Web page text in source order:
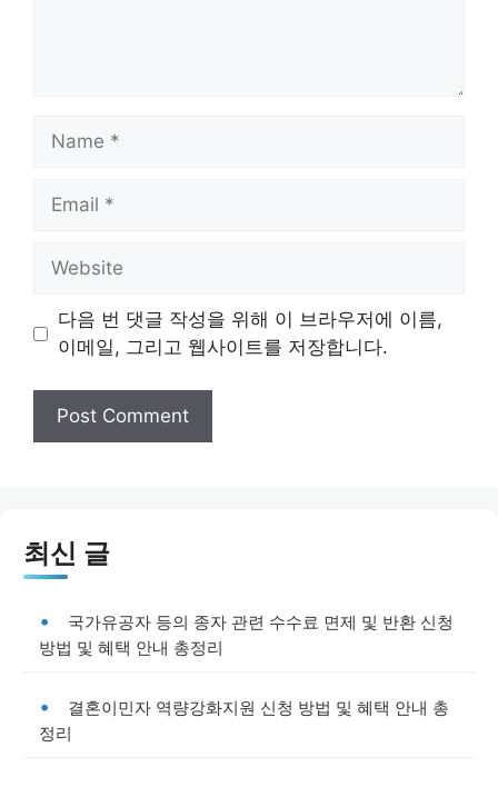
Name
Email
Website
다음 번 댓글 작성을 위해 이 브라우저에 이름,
이메일, 그리고 웹사이트를 저장합니다.
최신 글
국가유공자 등의 종자 관련 수수료 면제 및 반환 신청
방법 및 혜택 안내 총정리
결혼이민자 역량강화지원 신청 방법 및 혜택 안내 총
정리